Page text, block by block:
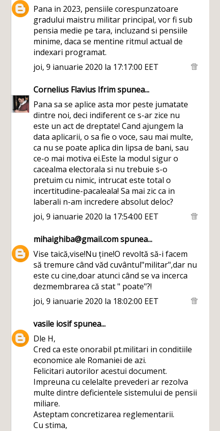
Pana in 2023, pensiile corespunzatoare
gradului maistru militar principal, vor fi sub
pensia medie pe tara, incluzand si pensiile
minime, daca se mentine ritmul actual de
indexari programat.
joi, 9 ianuarie 2020 la 17:17:00 EET
Cornelius Flavius Ifrimspunea...
Pana sa se aplice asta mor peste jumatate
dintre noi, deci indiferent ce s-ar zice nu
este un act de dreptate! Cand ajungem la
data aplicarii, o sa fie o voce, sau mai multe,
ca nu se poate aplica din lipsa de bani, sau
ce-o mai motiva ei.Este la modul sigur o
cacealma electorala si nu trebuie s-o
pretuim cu nimic, intrucat este total o
incertitudine-pacaleala! Sa mai zic ca in
laberali n-am incredere absolut deloc?
joi, 9 ianuarie 2020 la 17:54:00 EET
mihaighiba@gmail.comspunea...
Vise taică,vise!Nu ține!O revoltă să-i facem
să tremure când văd cuvântul"militar",dar nu
este cu cine,doar atunci când se va incerca
dezmembrarea că stat " poate"?!
joi, 9 ianuarie 2020 la 18:02:00 EET
vasile iosifspunea...
Dle H,
Cred ca este onorabil pt.militari in conditiile
economice ale Romaniei de azi.
Felicitari autorilor acestui document.
Impreuna cu celelalte prevederi ar rezolva
multe dintre deficientele sistemului de pensii
miliare.
Asteptam concretizarea reglementarii.
Cu stima,